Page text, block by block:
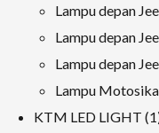
Lampu depan
Lampu depan
Lampu depan
Lampu
KTM LED LIGHT 1